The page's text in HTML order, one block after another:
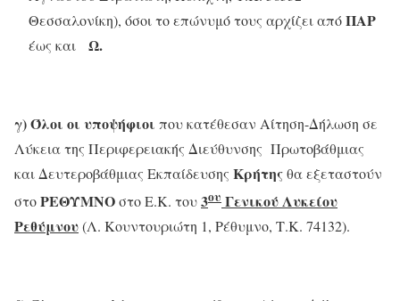
Θεσσαλονίκη), όσοι το επώνυμό τους αρχίζει απόΠΑΡ
έως και Ω.
γ)Όλοι οι υποψήφιοι που κατέθεσαν Αίτηση-Δήλωση σε
Λύκεια της Περιφερειακής Διεύθυνσης Πρωτοβάθμιας
και Δευτεροβάθμιας Εκπαίδευσης Κρήτηςθα εξεταστούν
στοΡΕΘΥΜΝΟστο Ε.Κ. του3ου Γενικού Λυκείου
Ρεθύμνου(Λ. Κουντουριώτη 1, Ρέθυμνο, Τ.Κ. 74132).